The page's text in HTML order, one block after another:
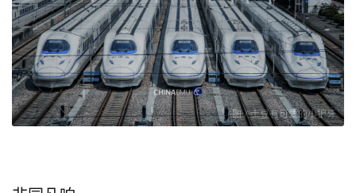
图 / 土豆有可爱的小狼牙